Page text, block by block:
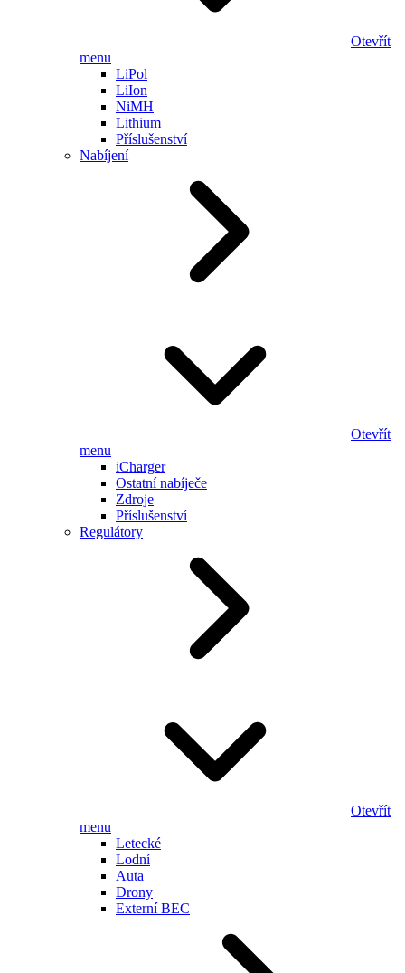
Otevřít
menu
LiPol
LiIon
NiMH
Lithium
Příslušenství
Nabíjení
Otevřít
menu
iCharger
Ostatní nabíječe
Zdroje
Příslušenství
Regulátory
Otevřít
menu
Letecké
Lodní
Auta
Drony
Externí BEC